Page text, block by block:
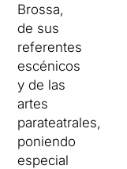
Brossa,
de sus
referentes
escénicos
y de las
artes
parateatrales,
poniendo
especial